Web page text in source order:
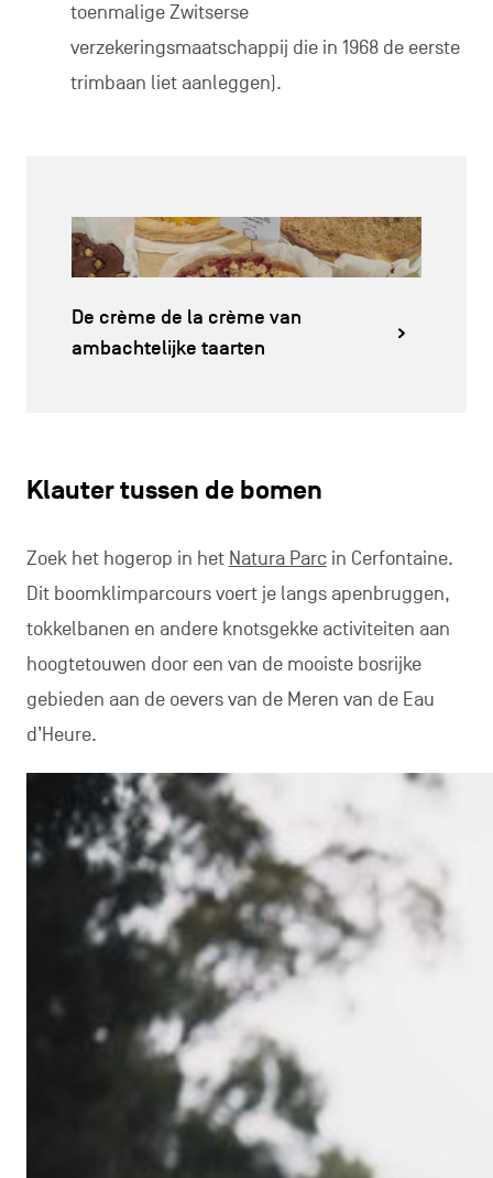
toenmalige Zwitserse
verzekeringsmaatschappij die in 1968 de eerste
trimbaan liet aanleggen).
De crème de la crème van
ambachtelijke taarten
Klauter tussen de bomen
Zoek het hogerop in het Natura Parcin Cerfontaine.
Dit boomklimparcours voert je langs apenbruggen,
tokkelbanen en andere knotsgekke activiteiten aan
hoogtetouwen door een van de mooiste bosrijke
gebieden aan de oevers van de Meren van de Eau
d’Heure.